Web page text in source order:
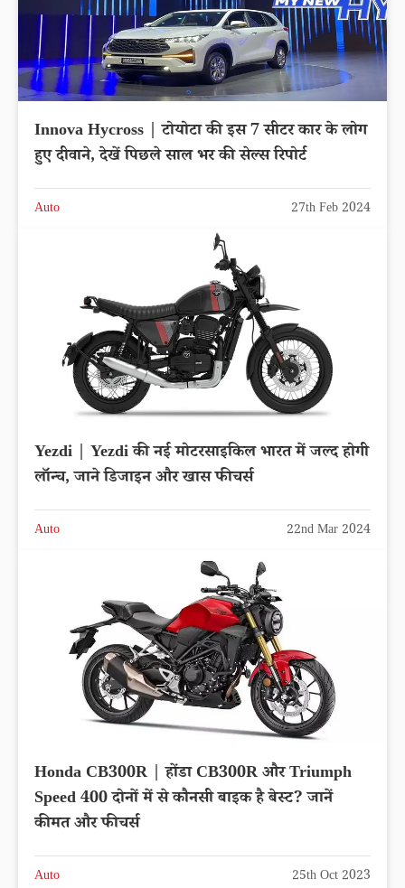
Innova Hycross | टोयोटा की इस 7 सीटर कार के लोग
हुए दीवाने, देखें पिछले साल भर की सेल्स रिपोर्ट
Auto 27th Feb 2024
Yezdi | Yezdi की नई मोटरसाइकिल भारत में जल्द होगी
लॉन्च, जाने डिजाइन और खास फीचर्स
Auto 22nd Mar 2024
Honda CB300R | होंडा CB300R और Triumph
Speed ​​400 दोनों में से कौनसी बाइक है बेस्ट? जानें
कीमत और फीचर्स
Auto 25th Oct 2023